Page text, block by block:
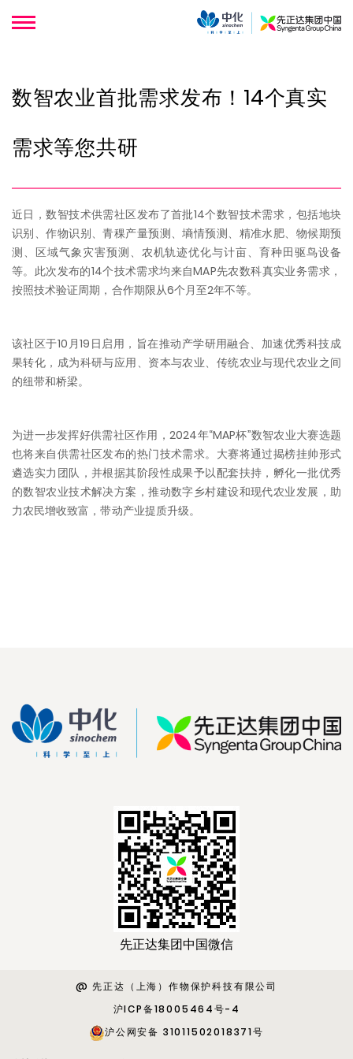
数智农业首批需求发布！14个真实
需求等您共研
近日，数智技术供需社区发布了首批14个数智技术需求，包括地块
识别、作物识别、青稞产量预测、墒情预测、精准水肥、物候期预
测、区域气象灾害预测、农机轨迹优化与计亩、育种田驱鸟设备
等。此次发布的14个技术需求均来自MAP先农数科真实业务需求，
按照技术验证周期，合作期限从6个月至2年不等。
该社区于10月19日启用，旨在推动产学研用融合、加速优秀科技成
果转化，成为科研与应用、资本与农业、传统农业与现代农业之间
的纽带和桥梁。
为进一步发挥好供需社区作用，2024年“MAP杯”数智农业大赛选题
也将来自供需社区发布的热门技术需求。大赛将通过揭榜挂帅形式
遴选实力团队，并根据其阶段性成果予以配套扶持，孵化一批优秀
的数智农业技术解决方案，推动数字乡村建设和现代农业发展，助
力农民增收致富，带动产业提质升级。
先正达集团中国微信
@ 先正达（上海）作物保护科技有限公司
沪ICP备18005464号-4
沪公网安备 31011502018371号